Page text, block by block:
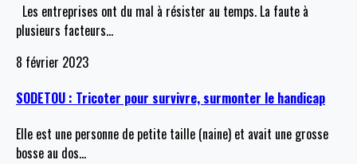
Les entreprises ont du mal à résister au temps. La faute à
plusieurs facteurs…
8 février 2023
SODETOU : Tricoter pour survivre, surmonter le handicap
Elle est une personne de petite taille (naine) et avait une grosse
bosse au dos…